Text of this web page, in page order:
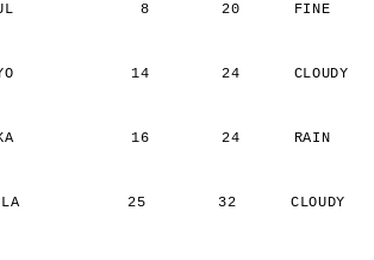
8        20      FINE
14        24      CLOUDY
16        24      RAIN
25        32      CLOUDY